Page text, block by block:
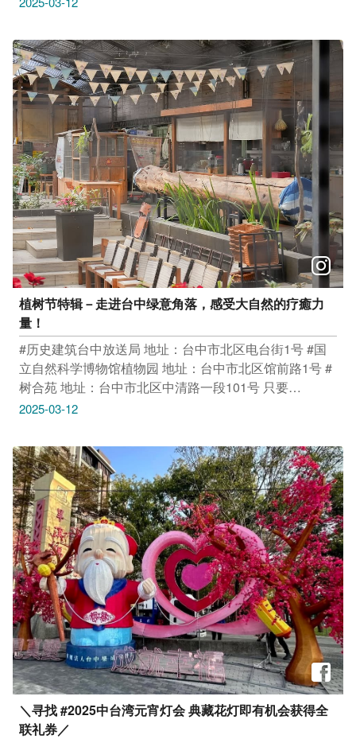
植树节特辑－走进台中绿意角落，感受大自然的疗癒力
量！
#历史建筑台中放送局 地址：台中市北区电台街1号 #国
立自然科学博物馆植物园 地址：台中市北区馆前路1号 #
树合苑 地址：台中市北区中清路一段101号 只要
Tag@taichungtravels 就有机会让你的美照在大玩台中
#taichungtravels #travel #scenery #Landscape #taiwan
#taichung #discovertaichung #여행 #풍경 #観光 #旅行 #
风景 #台中 #大玩台中 #台中景点 #打卡景点 #台中风景 #
台中旅游‌‌‌ #历史建筑台中放送局 #国立自然科学博物馆植
物园 #树合苑 #植树节
2025-03-12
＼寻找 #2025中台湾元宵灯会 典藏花灯即有机会获得全
联礼券／